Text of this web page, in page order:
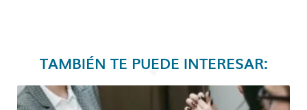
TAMBIÉN TE PUEDE INTERESAR: